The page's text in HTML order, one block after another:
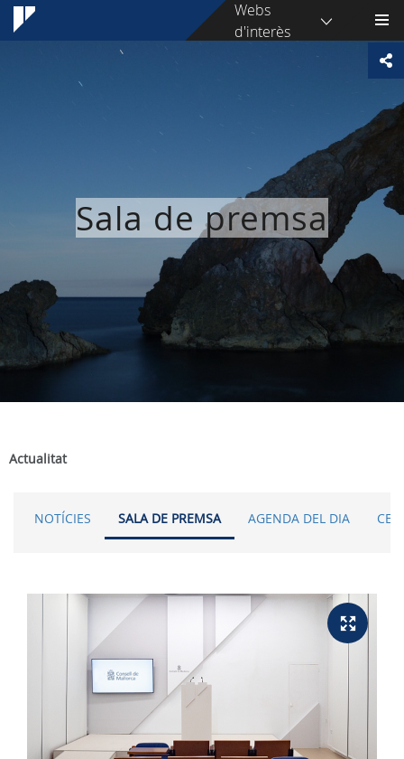
Webs
d'interès
Sala de premsa
Actualitat
NOTÍCIES SALA DE PREMSA AGENDA DEL DIA